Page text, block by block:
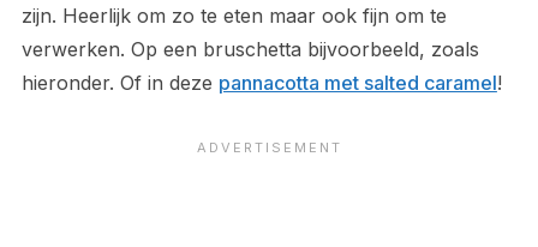
zijn. Heerlijk om zo te eten maar ook fijn om te
verwerken. Op een bruschetta bijvoorbeeld, zoals
hieronder. Of in deze pannacotta met salted caramel!